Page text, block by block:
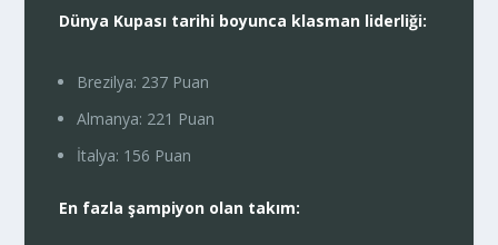
Dünya Kupası tarihi boyunca klasman liderliği:
Brezilya: 237 Puan
Almanya: 221 Puan
İtalya: 156 Puan
En fazla şampiyon olan takım: